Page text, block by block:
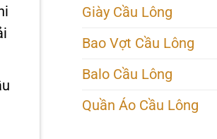
Giày Cầu Lông
Bao Vợt Cầu Lông
Balo Cầu Lông
Quần Áo Cầu Lông